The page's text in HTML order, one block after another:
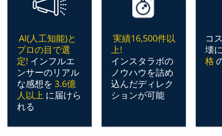
AI(人工知能)と
プロの目で選
定! インフルエ
ンサーのリアル
な感想を 3.6億
人以上 に届けら
れる
実績16,500件以
上!
インスタラボの
ノウハウを詰め
込んだディレク
ションが可能
コ
壊
格